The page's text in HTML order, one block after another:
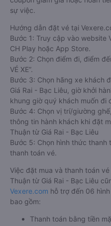
sự việc.
Hướng dẫn đặt vé tại
Bước 1: Truy cập vào website
CH Play hoặc App Store.
Bước 2: Chọn điểm đi, điểm
VÉ XE”.
Bước 3: Chọn hãng xe khách
Giá Rai - Bạc Liêu, giờ khởi
khung giờ quý khách muốn đi
Bước 4: Chọn vị trí/giường
thông tin hành khách khi đặt
Thuận từ Giá Rai - Bạc Liêu
Bước 5: Chọn hình thức thanh
thanh toán vé.
Việc đặt mua và thanh toán
Thuận từ Giá Rai - Bạc Liêu
Vexere.com hỗ trợ đến 06
bao gồm:
Thanh toán bằng tiền